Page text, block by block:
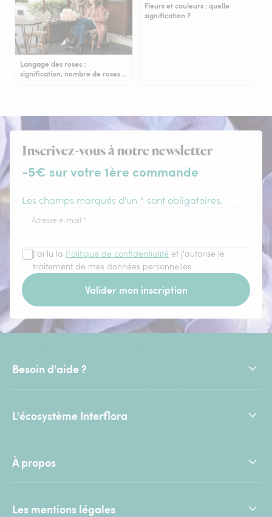
Langage des roses :
signification, nombre de roses…
Fleurs et couleurs : quelle
signification ?
Inscrivez-vous à notre newsletter
-5€ sur votre 1ère commande
Les champs marqués d'un * sont obligatoires.
Adresse e-mail *
J'ai lu la Politique de confidentialité et j'autorise le
traitement de mes données personnelles.
Valider mon inscription
Besoin d'aide ?
L'écosystème Interflora
À propos
Les mentions légales